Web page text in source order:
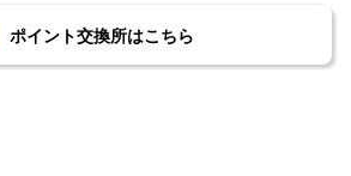
ポイント交換所はこちら